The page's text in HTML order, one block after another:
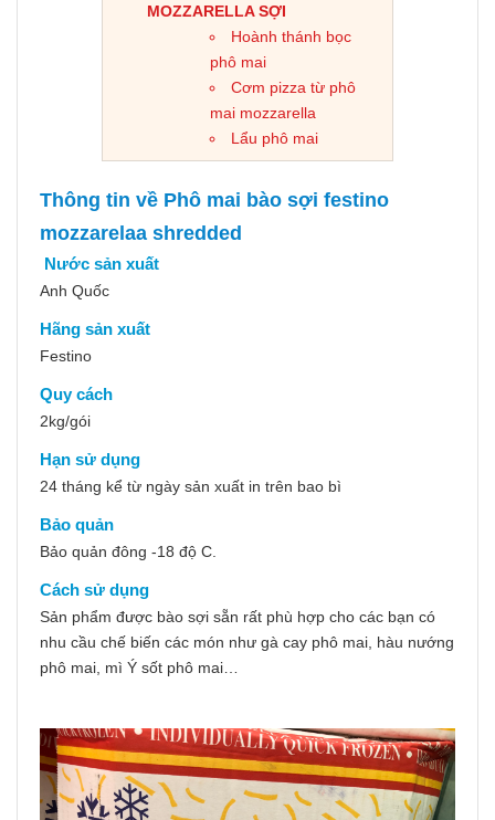
MOZZARELLA SỢI
Hoành thánh bọc
phô mai
Cơm pizza từ phô
mai mozzarella
Lẩu phô mai
Thông tin về Phô mai bào sợi festino
mozzarelaa shredded
Nước sản xuất
Anh Quốc
Hãng sản xuất
Festino
Quy cách
2kg/gói
Hạn sử dụng
24 tháng kể từ ngày sản xuất in trên bao bì
Bảo quản
Bảo quản đông -18 độ C.
Cách sử dụng
Sản phẩm được bào sợi sẵn rất phù hợp cho các bạn có
nhu cầu chế biến các món như gà cay phô mai, hàu nướng
phô mai, mì Ý sốt phô mai…